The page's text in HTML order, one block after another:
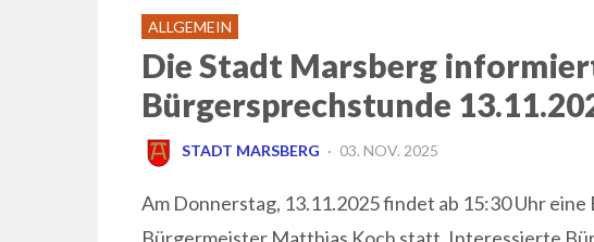
ALLGEMEIN
Die Stadt Marsberg
Bürgersprechstunde
STADT MARSBERG
POSTED
03. NOV. 2025
Am Donnerstag, 13.11.2025 findet ab 15:30 Uhr